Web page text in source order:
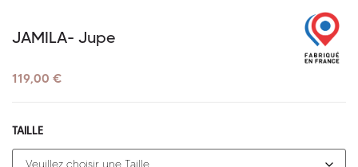
JAMILA- Jupe
119,00 €
TAILLE